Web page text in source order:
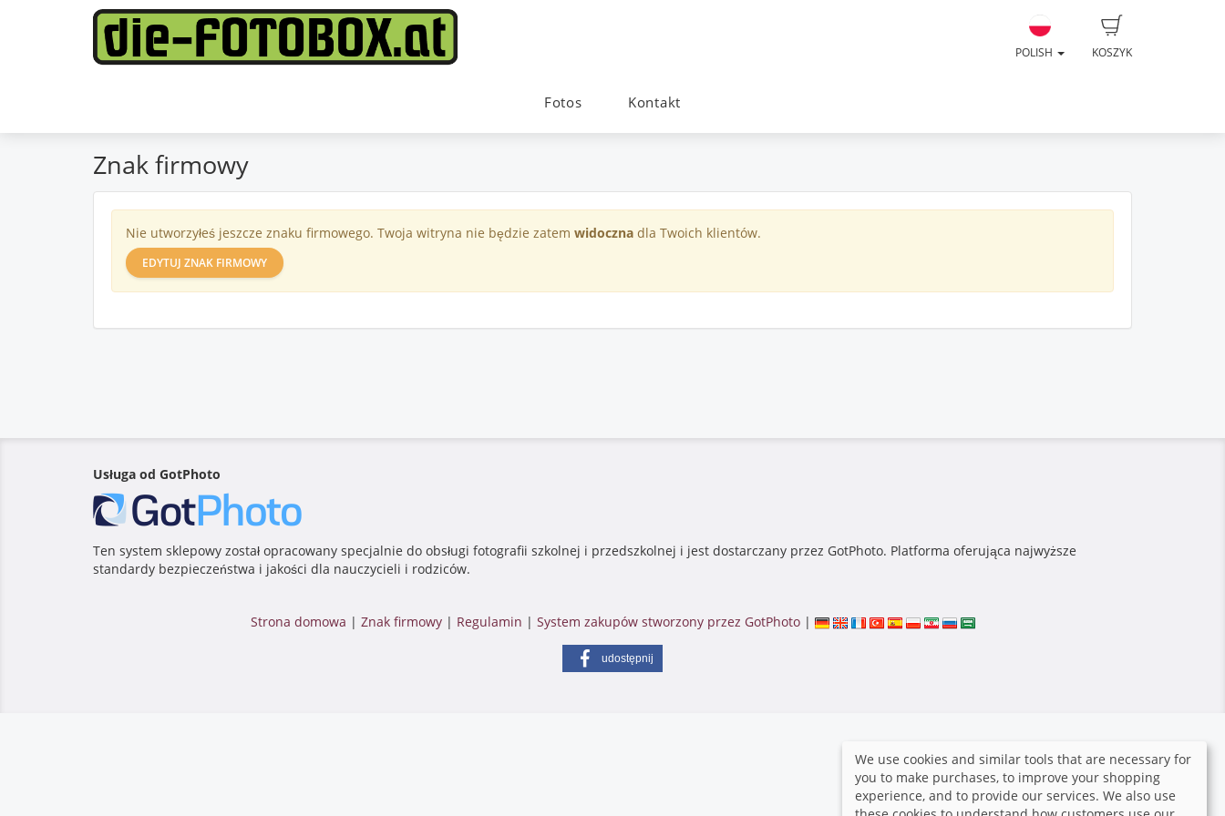
KOSZYK
POLISH
Fotos Kontakt
Znak firmowy
Nie utworzyłeś jeszcze znaku firmowego. Twoja witryna nie będzie zatem widoczna dla Twoich klientów.
EDYTUJ ZNAK FIRMOWY
Usługa od GotPhoto
Ten system sklepowy został opracowany specjalnie do obsługi fotografii szkolnej i przedszkolnej i jest dostarczany przez GotPhoto. Platforma oferująca najwyższe
standardy bezpieczeństwa i jakości dla nauczycieli i rodziców.
Strona domowa | Znak firmowy | Regulamin | System zakupów stworzony przez GotPhoto |
udostępnij
We use cookies and similar tools that are necessary for
you to make purchases, to improve your shopping
experience, and to provide our services. We also use